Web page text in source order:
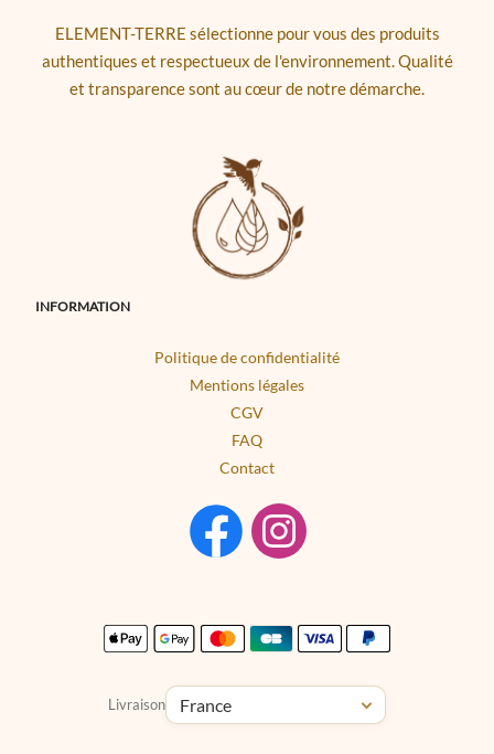
ELEMENT-TERRE sélectionne pour vous des produits
authentiques et respectueux de l'environnement. Qualité
et transparence sont au cœur de notre démarche.
INFORMATION
Politique de confidentialité
Mentions légales
CGV
FAQ
Contact
Livraison